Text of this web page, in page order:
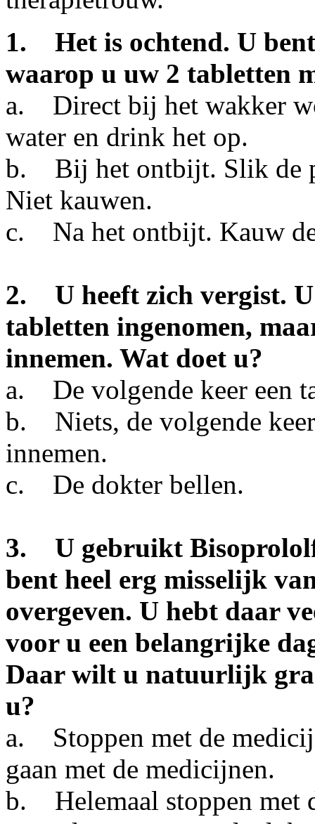
1. Het is ochtend. U
waarop u uw 2 tabletten
a. Direct bij het wakker
water en drink het op.
b. Bij het ontbijt. Slik de
Niet kauwen.
c. Na het ontbijt. Kauw
2. U heeft zich vergist.
tabletten ingenomen,
innemen. Wat doet u?
a. De volgende keer een
b. Niets, de volgende
innemen.
c. De dokter bellen.
3. U gebruikt
bent heel erg misselijk
overgeven. U hebt daar
voor u een belangrijke
Daar wilt u natuurlijk
u?
a. Stoppen met de
gaan met de medicijnen.
b. Helemaal stoppen met